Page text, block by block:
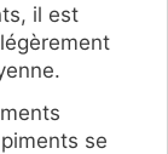
il est
se